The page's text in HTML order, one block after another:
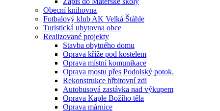
Obecní knihovna
Fotbalový klub AK Velká Štáhle
Turistická ubytovna obce
Realizované projekty
Stavba obytného domu
Oprava kříže pod kostelem
Oprava místní komunikace
Oprava mostu přes Podolský potok.
Rekonstrukce hřbitovní zdi
Autobusová zastávka nad výkupem
Oprava Kaple Božího těla
Oprava márnice